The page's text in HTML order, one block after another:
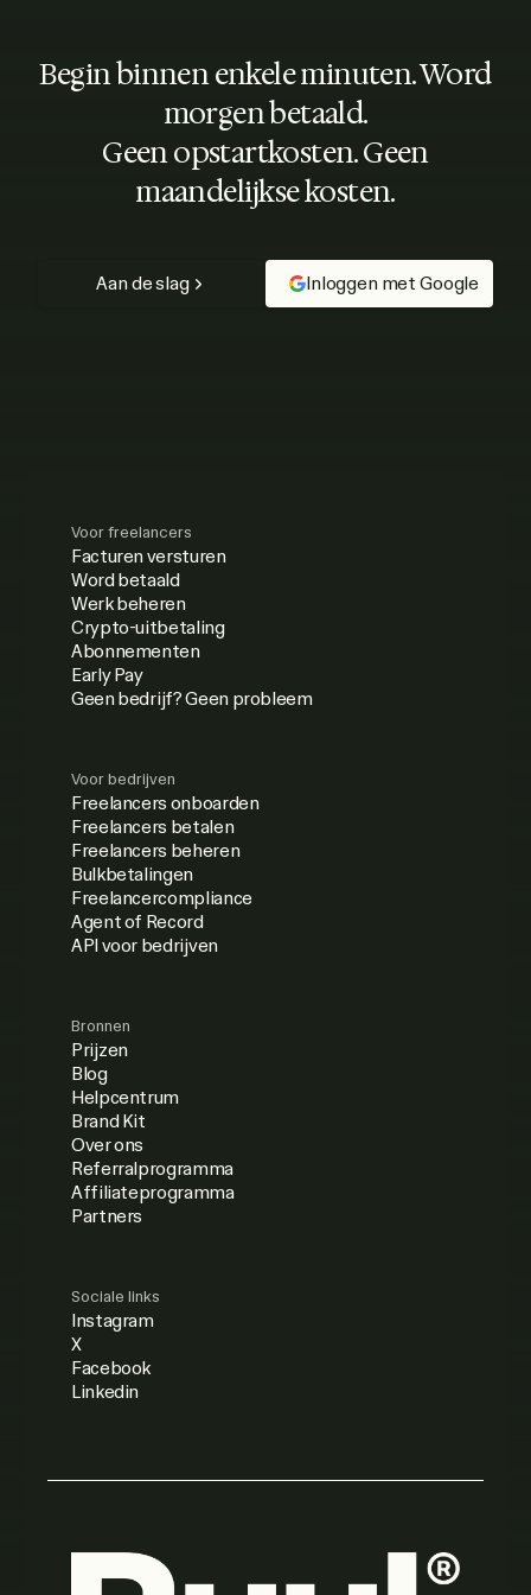
Begin binnen enkele minuten. Word
morgen betaald.
Geen opstartkosten. Geen
maandelijkse kosten.
Aan de slag Inloggen met Google
Voor freelancers
Facturen versturen
Word betaald
Werk beheren
Crypto-uitbetaling
Abonnementen
Early Pay
Geen bedrijf? Geen probleem
Voor bedrijven
Freelancers onboarden
Freelancers betalen
Freelancers beheren
Bulkbetalingen
Freelancercompliance
Agent of Record
API voor bedrijven
Bronnen
Prijzen
Blog
Helpcentrum
Brand Kit
Over ons
Referralprogramma
Affiliateprogramma
Partners
Sociale links
Instagram
X
Facebook
Linkedin